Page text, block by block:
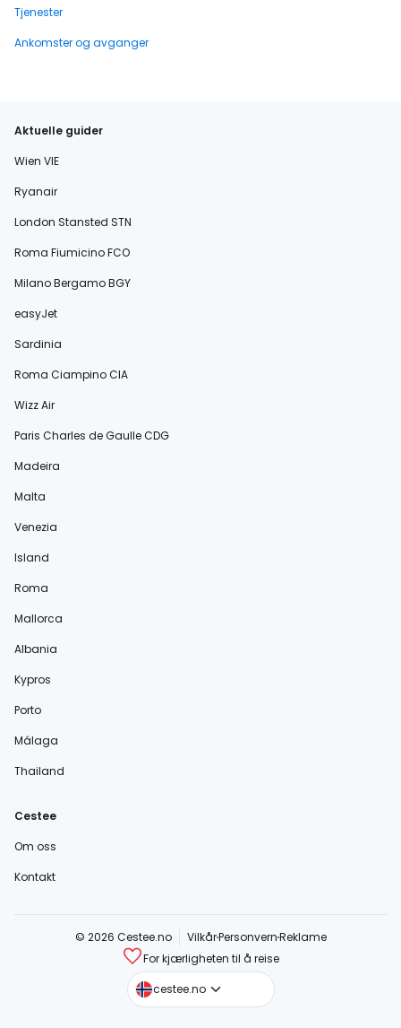
Tjenester
Ankomster og avganger
Aktuelle guider
Wien VIE
Ryanair
London Stansted STN
Roma Fiumicino FCO
Milano Bergamo BGY
easyJet
Sardinia
Roma Ciampino CIA
Wizz Air
Paris Charles de Gaulle CDG
Madeira
Malta
Venezia
Island
Roma
Mallorca
Albania
Kypros
Porto
Málaga
Thailand
Cestee
Om oss
Kontakt
© 2026 Cestee.no VilkårPersonvernReklame
For kjærligheten til å reise
cestee.no
cestee.com
cestee.sk